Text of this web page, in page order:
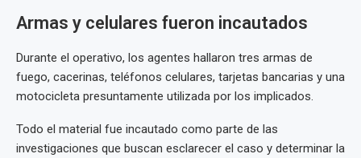
Armas y celulares fueron incautados
Durante el operativo, los agentes hallaron tres armas de
fuego, cacerinas, teléfonos celulares, tarjetas bancarias y una
motocicleta presuntamente utilizada por los implicados.
Todo el material fue incautado como parte de las
investigaciones que buscan esclarecer el caso y determinar la